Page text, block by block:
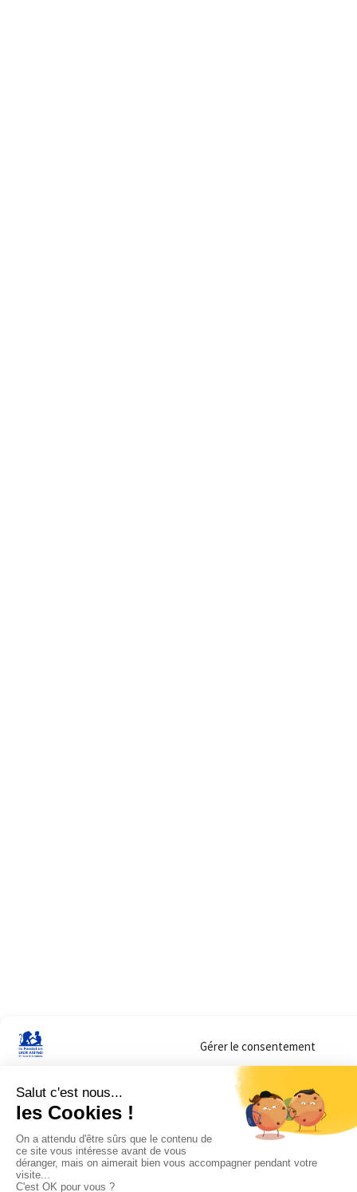
Gérer le consentement
Sur ce site, nous utilisons des cookies pour mesurer notre audience et vous
lorsque vous y consentez. Vous pouvez sélectionner ceux que vous autorisez
navigation.